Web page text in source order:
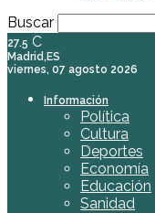
Buscar
27.5 C
Madrid,ES
viernes, 07 agosto 2026
Información
Política
Cultura
Deportes
Economía
Educación
Sanidad